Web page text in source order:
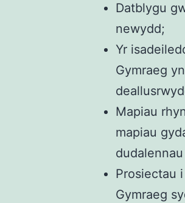
Datblygu
newydd;
Yr
Gymraeg
Mapiau
mapiau
Prosiectau
Gymraeg